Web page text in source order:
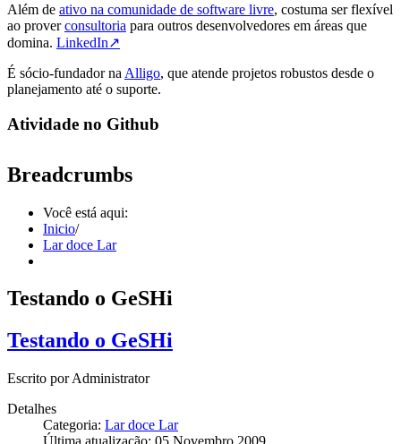
Além de ativo na comunidade de software livre, costuma ser flexível
ao proverconsultoria para outros desenvolvedores em áreas que
domina. LinkedIn↗
É sócio-fundador na Alligo, que atende projetos robustos desde o
planejamento até o suporte.
Atividade no Github
Breadcrumbs
Você está aqui:
Inicio/
Lar doce Lar
Testando o GeSHi
Testando o GeSHi
Escrito porAdministrator
Detalhes
Categoria: Lar doce Lar